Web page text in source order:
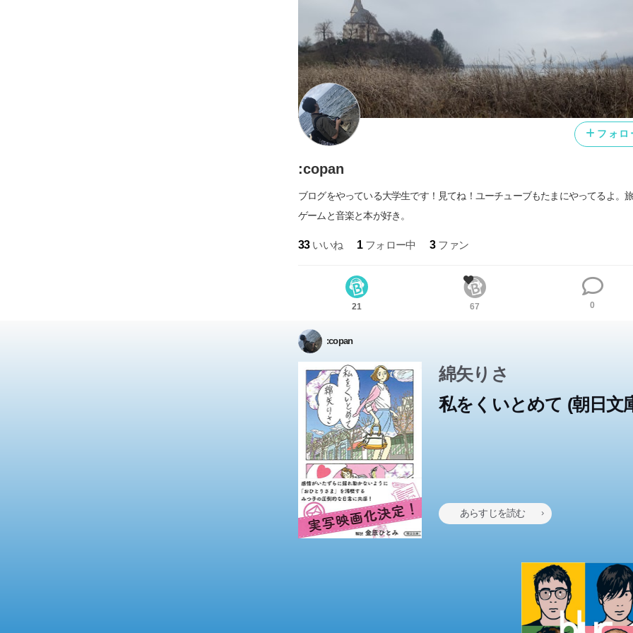
フォロ
:copan
ブログをやっている大学生です！見てね！ユーチューブもたまにやってるよ。
ゲームと音楽と本が好き。
33 いいね 1 フォロー中 3 ファン
21 67 0
:copan
綿矢りさ
私をくいとめて (朝日文
あらすじを読む